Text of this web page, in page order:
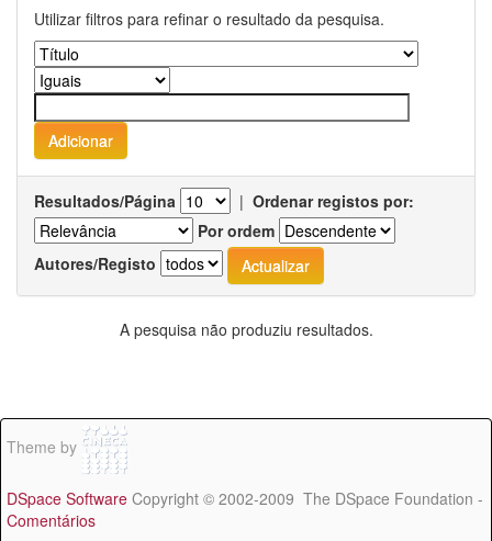
Utilizar filtros para refinar o resultado da pesquisa.
Resultados/Página | Ordenar registos por:
Por ordem
Autores/Registo
A pesquisa não produziu resultados.
Theme by
DSpace Software Copyright © 2002-2009 The DSpace Foundation -
Comentários